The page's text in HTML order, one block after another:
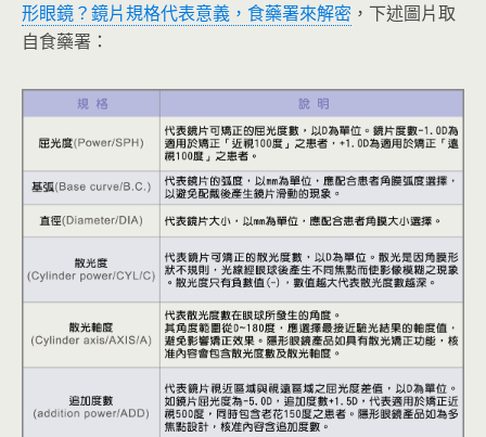
形眼鏡？鏡片規格代表意義，食藥署來解密 ，下述圖片取
自食藥署：